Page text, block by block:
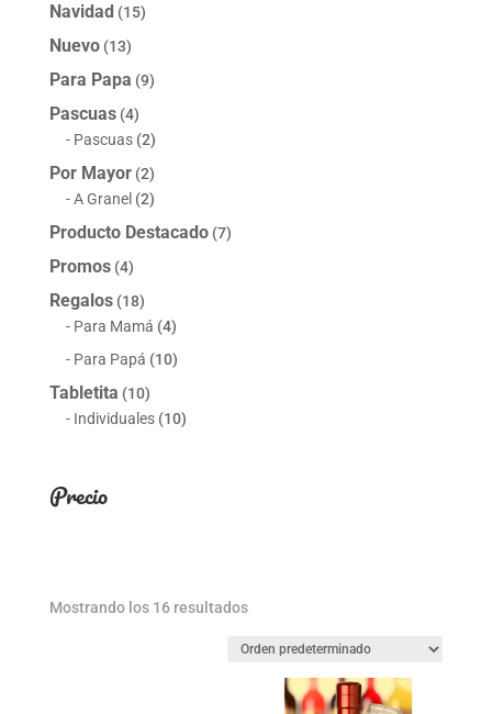
Navidad (15)
Nuevo (13)
Para Papa (9)
Pascuas (4)
Pascuas (2)
Por Mayor (2)
A Granel (2)
Producto Destacado (7)
Promos (4)
Regalos (18)
Para Mamá (4)
Para Papá (10)
Tabletita (10)
Individuales (10)
Precio
Mostrando los 16 resultados